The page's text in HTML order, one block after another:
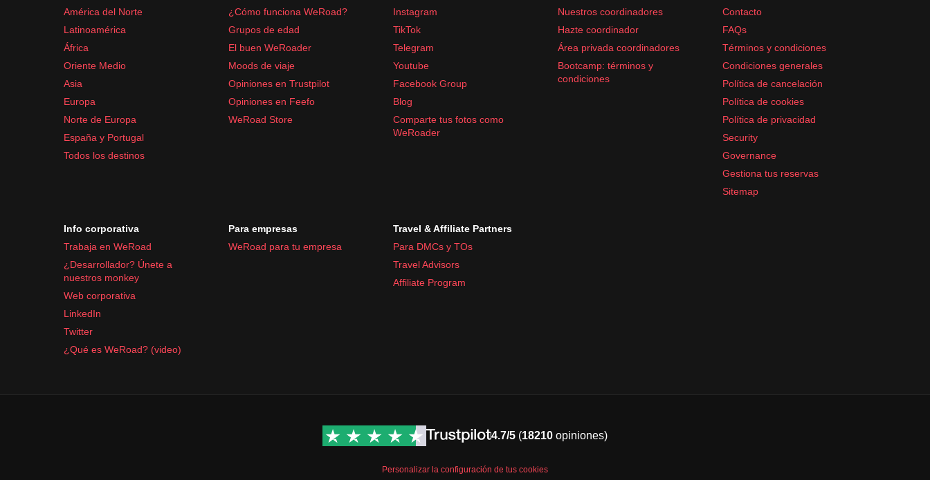
América del Norte
Latinoamérica
África
Oriente Medio
Asia
Europa
Norte de Europa
España y Portugal
Todos los destinos
¿Cómo funciona WeRoad?
Grupos de edad
El buen WeRoader
Moods de viaje
Opiniones en Trustpilot
Opiniones en Feefo
WeRoad Store
Instagram
TikTok
Telegram
Youtube
Facebook Group
Blog
Comparte tus fotos como
WeRoader
Nuestros coordinadores
Hazte coordinador
Área privada coordinadores
Bootcamp: términos y
condiciones
Contacto
FAQs
Términos y condiciones
Condiciones generales
Política de cancelación
Política de cookies
Política de privacidad
Security
Governance
Gestiona tus reservas
Sitemap
Info corporativa
Trabaja en WeRoad
¿Desarrollador? Únete a
nuestros monkey
Web corporativa
LinkedIn
Twitter
¿Qué es WeRoad? (video)
Para empresas
WeRoad para tu empresa
Travel & Affiliate Partners
Para DMCs y TOs
Travel Advisors
Affiliate Program
4.7/5 (18210 opiniones)
Personalizar la configuración de tus cookies